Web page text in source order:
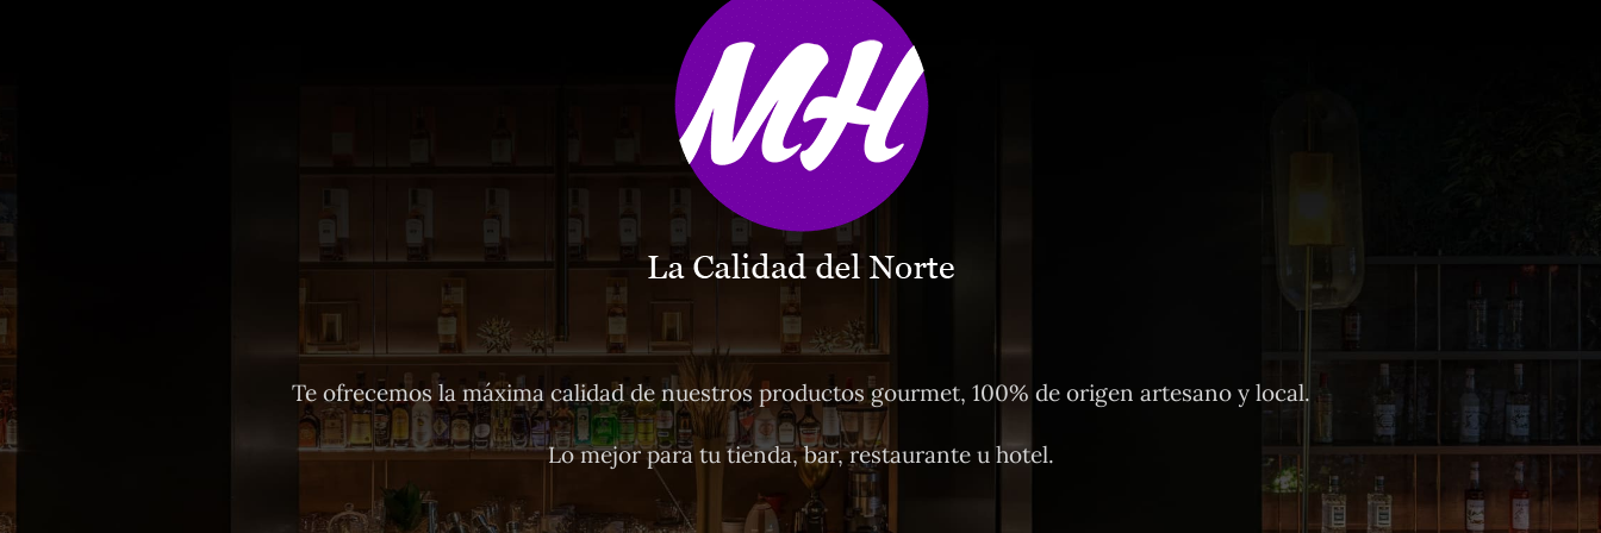
Te ofrecemos la máxima calidad de nuestros productos gourmet, 100% de origen artesano y local.
Lo mejor para tu tienda, bar, restaurante u hotel.